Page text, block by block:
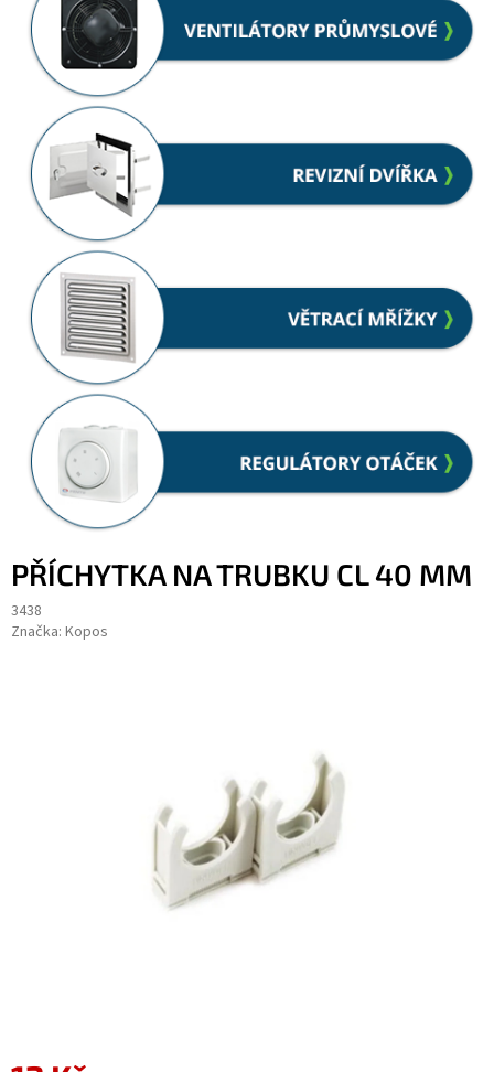
PŘÍCHYTKA NA TRUBKU CL 40 MM
3438
Značka: Kopos